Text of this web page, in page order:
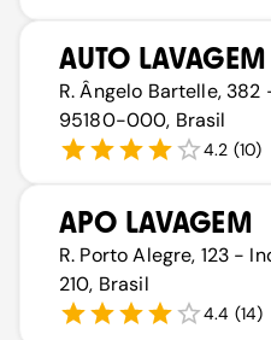
AUTO
R. Ângelo Bartelle,
95180-000, Brasil
4.2 (10)
APO LAVAGEM
R. Porto Alegre, 123 -
210, Brasil
4.4 (14)